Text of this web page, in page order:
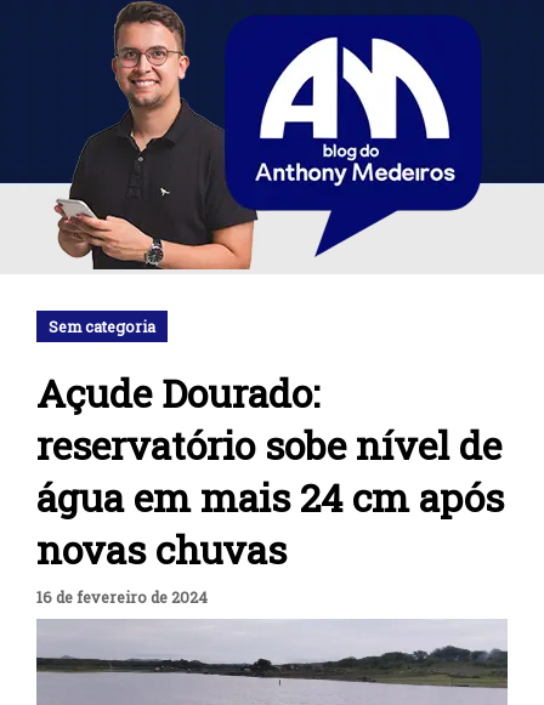
Sem categoria
Açude Dourado:
reservatório sobe nível de
água em mais 24 cm após
novas chuvas
16 de fevereiro de 2024